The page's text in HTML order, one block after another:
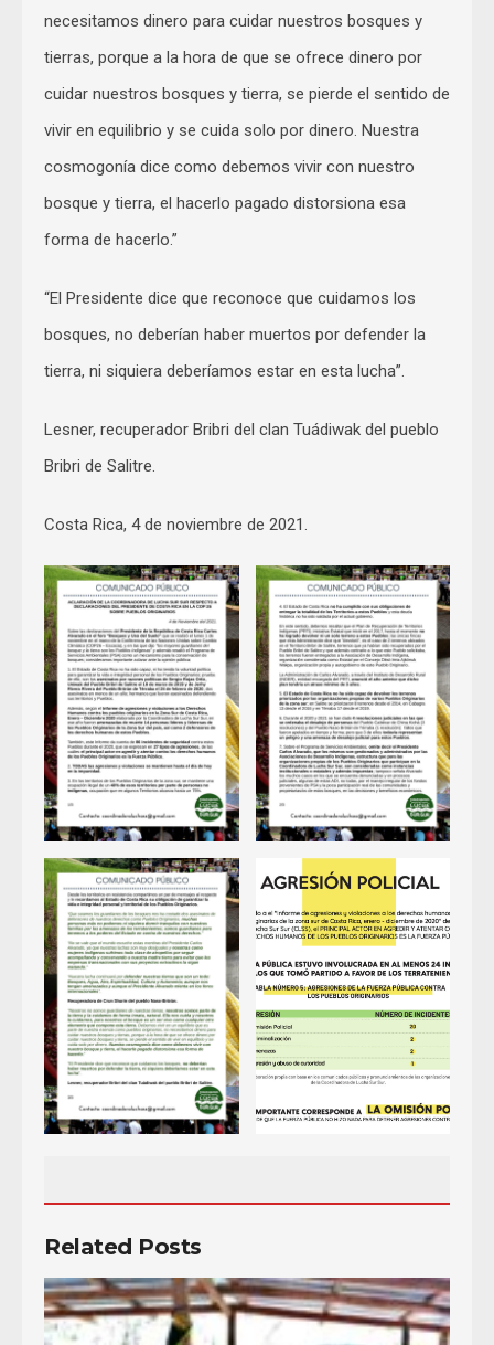
necesitamos dinero para cuidar nuestros bosques y
tierras, porque a la hora de que se ofrece dinero por
cuidar nuestros bosques y tierra, se pierde el sentido de
vivir en equilibrio y se cuida solo por dinero. Nuestra
cosmogonía dice como debemos vivir con nuestro
bosque y tierra, el hacerlo pagado distorsiona esa
forma de hacerlo.”
“El Presidente dice que reconoce que cuidamos los
bosques, no deberían haber muertos por defender la
tierra, ni siquiera deberíamos estar en esta lucha”.
Lesner, recuperador Bribri del clan Tuádiwak del pueblo
Bribri de Salitre.
Costa Rica, 4 de noviembre de 2021.
Related Posts